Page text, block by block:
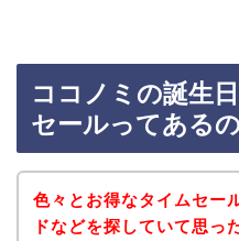
ココノミの誕生
セールってある
色々とお得なタイムセー
ドなどを探していて思っ